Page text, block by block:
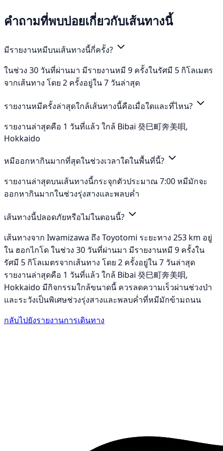
คำถามที่พบบ่อยเกี่ยวกับเส้นทางนี้
มีรายงานหมีบนเส้นทางนี้กี่ครั้ง?
ในช่วง 30 วันที่ผ่านมา มีรายงานหมี 9 ครั้งในรัศมี 5 กิโลเมตร
จากเส้นทาง โดย 2 ครั้งอยู่ใน 7 วันล่าสุด
รายงานหมีครั้งล่าสุดใกล้เส้นทางนี้คือเมื่อใดและที่ไหน?
รายงานล่าสุดคือ 1 วันที่แล้ว ใกล้ Bibai 癸巳町奔美唄,
Hokkaido
หมีออกหากินมากที่สุดในช่วงเวลาใดในพื้นที่นี้?
รายงานล่าสุดบนเส้นทางนี้กระจุกตัวประมาณ 7:00 หมีมักจะ
ออกหากินมากในช่วงรุ่งสางและพลบค่ำ
เส้นทางนี้ปลอดภัยหรือไม่ในตอนนี้?
เส้นทางจาก Iwamizawa ถึง Toyotomi ระยะทาง 253 km อยู่
ใน ฮอกไกโด ในช่วง 30 วันที่ผ่านมา มีรายงานหมี 9 ครั้งใน
รัศมี 5 กิโลเมตรจากเส้นทาง โดย 2 ครั้งอยู่ใน 7 วันล่าสุด
รายงานล่าสุดคือ 1 วันที่แล้ว ใกล้ Bibai 癸巳町奔美唄,
Hokkaido มีกิจกรรมใกล้ขนาดนี้ ควรลดความเร็วผ่านช่วงป่า
และระวังเป็นพิเศษช่วงรุ่งสางและพลบค่ำที่หมีมักข้ามถนน
กลับไปยังรายงานการเดินทาง